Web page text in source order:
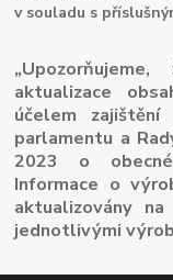
v souladu s
aktualizace
účelem zajištění
parlamentu a
2023 o
Informace o
aktualizovány
jednotlivými